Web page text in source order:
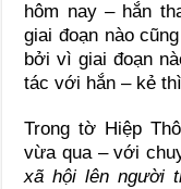
hôm nay – hắn
giai đoạn nào
bởi vì giai đoạn
tác với hắn – kẻ
Trong tờ Hiệp
vừa qua – với
xã hội lên người